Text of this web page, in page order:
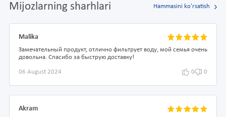
Mijozlarning sharhlari Hammasini ko'rsatish
Malika
Замечательный продукт, отлично фильтрует воду, мой семья очень
довольна. Спасибо за быструю доставку!
06 August 2024 0 0
Akram